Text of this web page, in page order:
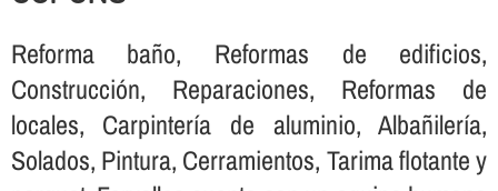
Reforma baño, Reformas de edificios,
Construcción, Reparaciones, Reformas de
locales, Carpinterí­a de aluminio, Albañilerí­a,
Solados, Pintura, Cerramientos, Tarima flotante y